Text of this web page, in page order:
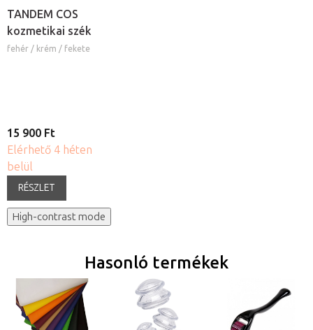
TANDEM COS
kozmetikai szék
fehér / krém / fekete
15 900 Ft
Elérhető 4 héten
belül
RÉSZLET
High-contrast mode
Hasonló termékek